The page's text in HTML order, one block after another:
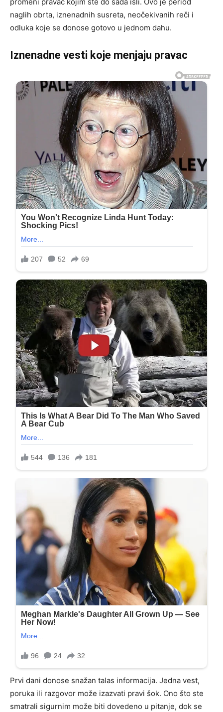
naglih obrta, iznenadnih susreta, neočekivanih reči i
odluka koje se donose gotovo u jednom dahu.
Iznenadne vesti koje menjaju pravac
Prvi dani donose snažan talas informacija. Jedna vest,
poruka ili razgovor može izazvati pravi šok. Ono što ste
smatrali sigurnim može biti dovedeno u pitanje, dok se